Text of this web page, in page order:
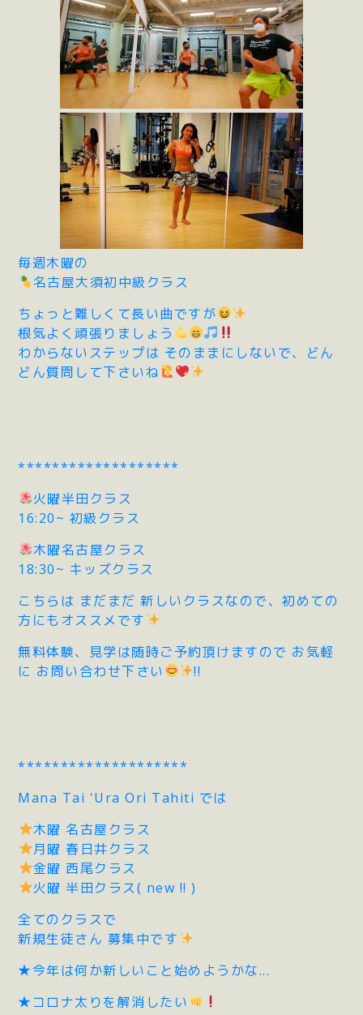
毎週木曜の
名古屋大須初中級クラス
ちょっと難しくて長い曲ですが
根気よく頑張りましょう
わからないステップは そのままにしないで、どん
どん質問して下さいね
*******************
火曜半田クラス
16:20~ 初級クラス
木曜名古屋クラス
18:30~ キッズクラス
こちらは まだまだ 新しいクラスなので、初めての
方にもオススメです
無料体験、見学は随時ご予約頂けますので お気軽
に お問い合わせ下さい
!!
********************
Mana Tai 'Ura Ori Tahiti では
木曜 名古屋クラス
月曜 春日井クラス
金曜 西尾クラス
火曜 半田クラス( new !! )
全てのクラスで
新規生徒さん 募集中です
★今年は何か新しいこと始めようかな...
★コロナ太りを解消したい